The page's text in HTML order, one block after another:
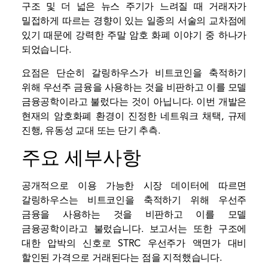
구조 및 더 넓은 뉴스 주기가 느려질 때 거래자가
밀접하게 따르는 경향이 있는 일종의 서술의 교차점에
있기 때문에 강력한 주말 암호 화폐 이야기 중 하나가
되었습니다.
요점은 단순히 갈링하우스가 비트코인을 축적하기
위해 우선주 금융을 사용하는 것을 비판하고 이를 모델
금융공학이라고 불렀다는 것이 아닙니다. 이번 개발은
현재의 암호화폐 환경이 진정한 네트워크 채택, 규제
진행, 유동성 교대 또는 단기 추측.
주요 세부사항
공개적으로 이용 가능한 시장 데이터에 따르면
갈링하우스는 비트코인을 축적하기 위해 우선주
금융을 사용하는 것을 비판하고 이를 모델
금융공학이라고 불렀습니다. 보고서는 또한 구조에
대한 압박의 신호로 STRC 우선주가 액면가 대비
할인된 가격으로 거래된다는 점을 지적했습니다.